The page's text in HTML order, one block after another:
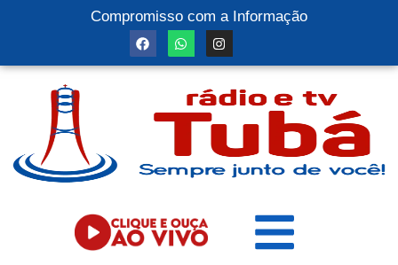
Compromisso com a Informação